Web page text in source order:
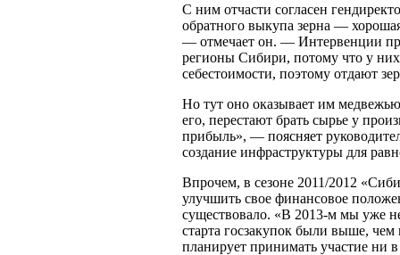
С ним отчасти согласен
обратного выкупа зерна —
— отмечает он. — Интервенции
регионы Сибири, потому что у них
себестоимости, поэтому отдают
Но тут оно оказывает им
его, перестают брать сырье у
прибыль», — поясняет
создание инфраструктуры для
Впрочем, в сезоне 2011/2012
улучшить свое финансовое
существовало. «В 2013-м мы уже
старта госзакупок были выше,
планирует принимать участие ни